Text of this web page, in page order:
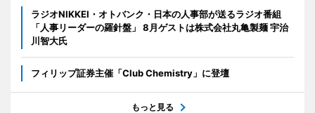
ラジオNIKKEI・オトバンク・日本の人事部が送るラジオ番組
「人事リーダーの羅針盤」 8月ゲストは株式会社丸亀製麺 宇治
川智大氏
フィリップ証券主催「Club Chemistry」に登壇
もっと見る